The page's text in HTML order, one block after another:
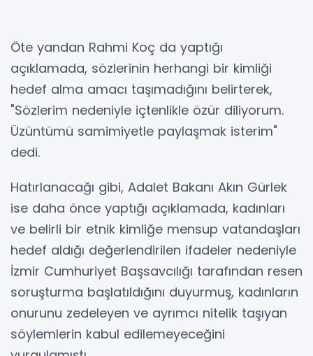
Öte yandan Rahmi Koç da yaptığı
açıklamada, sözlerinin herhangi bir kimliği
hedef alma amacı taşımadığını belirterek,
"Sözlerim nedeniyle içtenlikle özür diliyorum.
Üzüntümü samimiyetle paylaşmak isterim"
dedi.
Hatırlanacağı gibi, Adalet Bakanı Akın Gürlek
ise daha önce yaptığı açıklamada, kadınları
ve belirli bir etnik kimliğe mensup vatandaşları
hedef aldığı değerlendirilen ifadeler nedeniyle
İzmir Cumhuriyet Başsavcılığı tarafından resen
soruşturma başlatıldığını duyurmuş, kadınların
onurunu zedeleyen ve ayrımcı nitelik taşıyan
söylemlerin kabul edilemeyeceğini